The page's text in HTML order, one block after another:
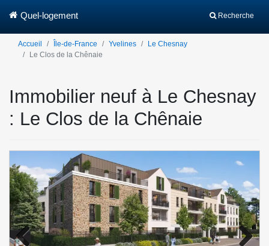
Recherche
Quel-logement
Accueil Île-de-France Yvelines
Le Chesnay
Le Clos de la Chênaie
Immobilier neuf à Le Chesnay
: Le Clos de la Chênaie